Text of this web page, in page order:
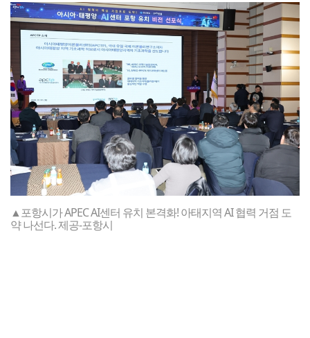
▲포항시가 APEC AI센터 유치 본격화! 아태지역 AI 협력 거점 도
약 나선다. 제공-포항시